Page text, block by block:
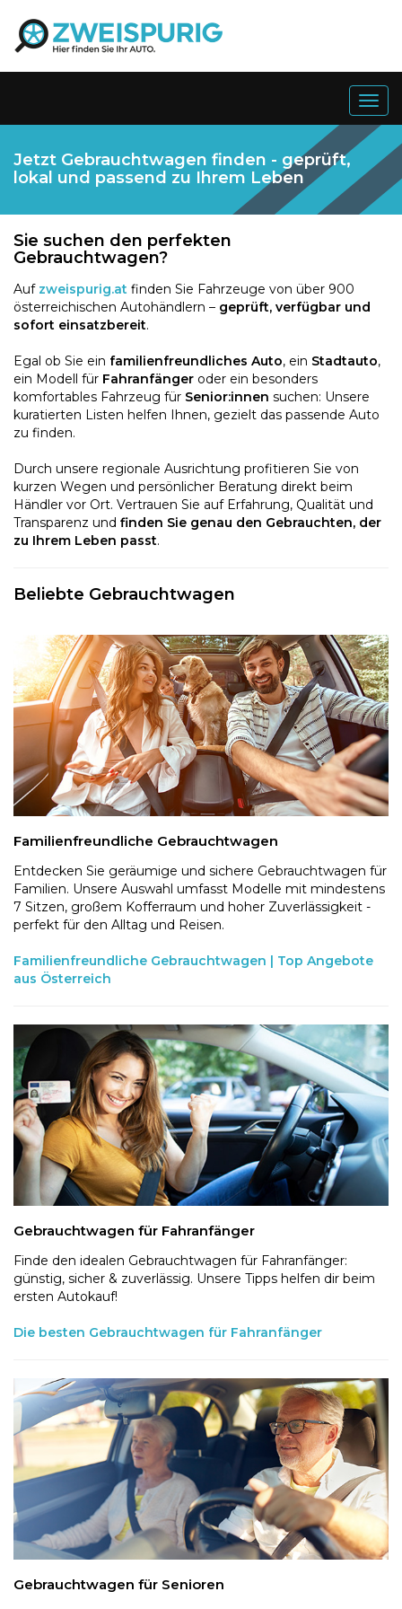
Jetzt Gebrauchtwagen finden - geprüft,
lokal und passend zu Ihrem Leben
Sie suchen den perfekten
Gebrauchtwagen?
Auf zweispurig.at finden Sie Fahrzeuge von über 900
österreichischen Autohändlern – geprüft, verfügbar und
sofort einsatzbereit.
Egal ob Sie ein familienfreundliches Auto, ein Stadtauto,
ein Modell für Fahranfänger oder ein besonders
komfortables Fahrzeug für Senior:innen suchen: Unsere
kuratierten Listen helfen Ihnen, gezielt das passende Auto
zu finden.
Durch unsere regionale Ausrichtung profitieren Sie von
kurzen Wegen und persönlicher Beratung direkt beim
Händler vor Ort. Vertrauen Sie auf Erfahrung, Qualität und
Transparenz und finden Sie genau den Gebrauchten, der
zu Ihrem Leben passt.
Beliebte Gebrauchtwagen
Familienfreundliche Gebrauchtwagen
Entdecken Sie geräumige und sichere Gebrauchtwagen für
Familien. Unsere Auswahl umfasst Modelle mit mindestens
7 Sitzen, großem Kofferraum und hoher Zuverlässigkeit -
perfekt für den Alltag und Reisen.
Familienfreundliche Gebrauchtwagen | Top Angebote
aus Österreich
Gebrauchtwagen für Fahranfänger
Finde den idealen Gebrauchtwagen für Fahranfänger:
günstig, sicher & zuverlässig. Unsere Tipps helfen dir beim
ersten Autokauf!
Die besten Gebrauchtwagen für Fahranfänger
Gebrauchtwagen für Senioren